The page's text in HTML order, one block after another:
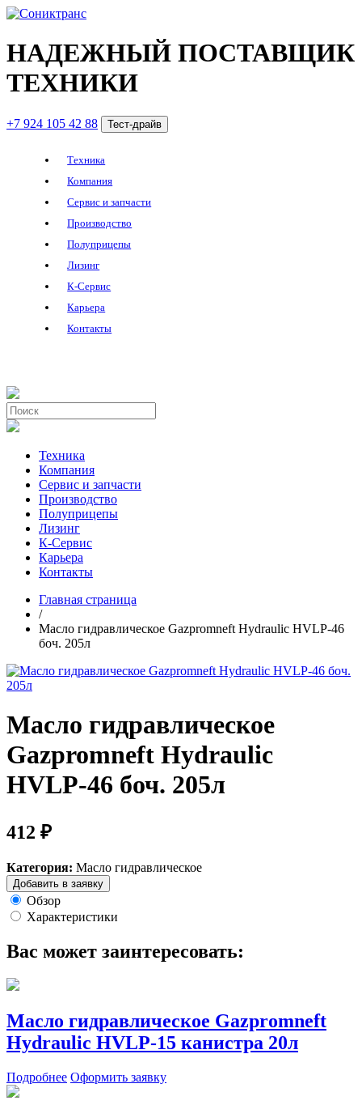
НАДЕЖНЫЙ ПОСТАВЩИК
ТЕХНИКИ
+7 924 105 42 88 Тест-драйв
Техника
Компания
Сервис и запчасти
Производство
Полуприцепы
Лизинг
К-Сервис
Карьера
Контакты
Техника
Компания
Сервис и запчасти
Производство
Полуприцепы
Лизинг
К-Сервис
Карьера
Контакты
Главная страница
/
Масло гидравлическое Gazpromneft Hydraulic HVLP-46
боч. 205л
Масло гидравлическое
Gazpromneft Hydraulic
HVLP-46 боч. 205л
412 ₽
Категория: Масло гидравлическое
Добавить в заявку
Обзор
Характеристики
Вас может заинтересовать:
Масло гидравлическое Gazpromneft
Hydraulic HVLP-15 канистра 20л
Подробнее Оформить заявку